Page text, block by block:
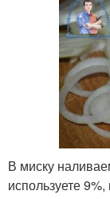
В миску
используете